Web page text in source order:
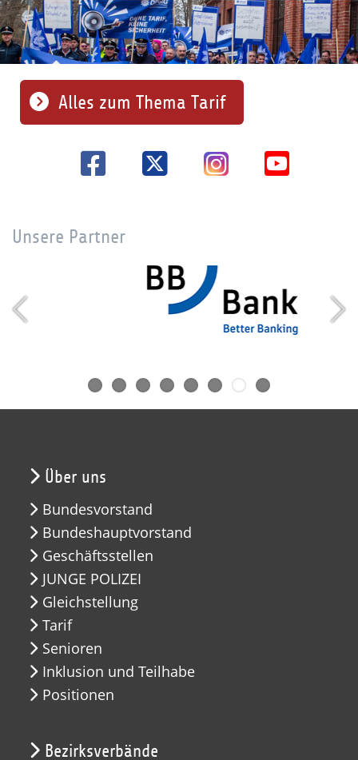
Alles zum Thema Tarif
Unsere Partner
Über uns
Bundesvorstand
Bundeshauptvorstand
Geschäftsstellen
JUNGE POLIZEI
Gleichstellung
Tarif
Senioren
Inklusion und Teilhabe
Positionen
Bezirksverbände